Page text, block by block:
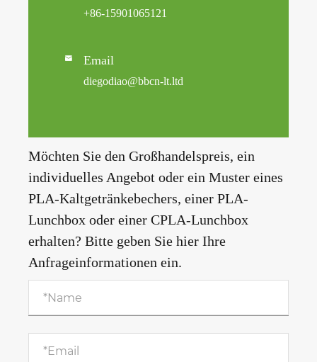
+86-15901065121
 Email
diegodiao@bbcn-lt.ltd
Möchten Sie den Großhandelspreis, ein
individuelles Angebot oder ein Muster eines
PLA-Kaltgetränkebechers, einer PLA-
Lunchbox oder einer CPLA-Lunchbox
erhalten? Bitte geben Sie hier Ihre
Anfrageinformationen ein.